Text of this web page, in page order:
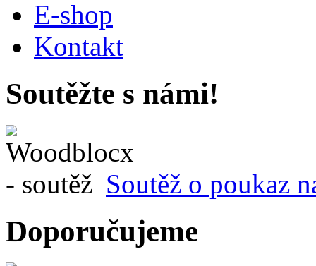
E-shop
Kontakt
Soutěžte s námi!
Soutěž o poukaz
Doporučujeme